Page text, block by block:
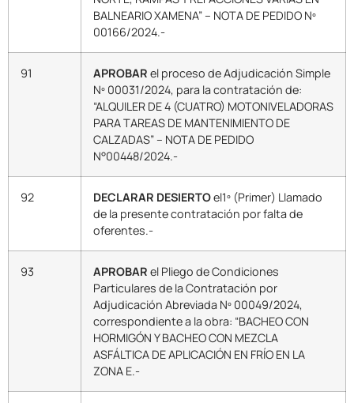
BALNEARIO XAMENA” – NOTA DE PEDIDO Nº
00166/2024.-
91 APROBAR el proceso de Adjudicación Simple
Nº 00031/2024, para la contratación de:
“ALQUILER DE 4 (CUATRO) MOTONIVELADORAS
PARA TAREAS DE MANTENIMIENTO DE
CALZADAS” – NOTA DE PEDIDO
N°00448/2024.-
92 DECLARAR DESIERTOel1º (Primer) Llamado
de la presente contratación por falta de
oferentes.-
93 APROBAR el Pliego de Condiciones
Particulares de la Contratación por
Adjudicación Abreviada Nº 00049/2024,
correspondiente a la obra: “BACHEO CON
HORMIGÓN Y BACHEO CON MEZCLA
ASFÁLTICA DE APLICACIÓN EN FRÍO EN LA
ZONA E.-